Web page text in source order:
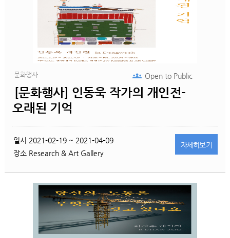
문화행사
[문화행사] 인동욱 작가의 개인전-
오래된 기억
Open toPublic
일시 2021-02-19 ~ 2021-04-09
장소 Research & Art Gallery
자세히보기